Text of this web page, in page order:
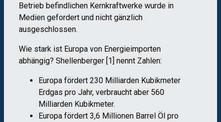
Betrieb befindlichen Kernkraftwerke wurde in
Medien gefordert und nicht gänzlich
ausgeschlossen.
Wie stark ist Europa von Energieimporten
abhängig? Shellenberger [1] nennt Zahlen:
Europa fördert 230 Milliarden Kubikmeter
Erdgas pro Jahr, verbraucht aber 560
Milliarden Kubikmeter.
Europa fördert 3,6 Millionen Barrel Öl pro